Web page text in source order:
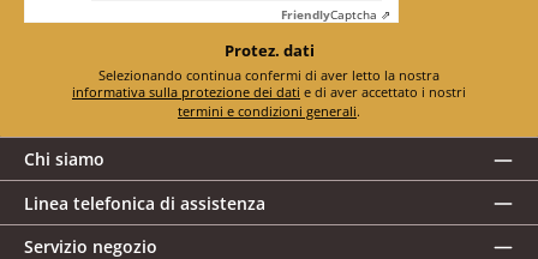
FriendlyCaptcha ⇗
Protez. dati
informativa sulla protezione dei dati
termini e condizioni generali.
Chi siamo
Linea telefonica di assistenza
Servizio negozio